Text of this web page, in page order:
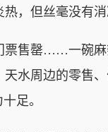
，但丝毫没有消
售罄……一碗麻
天水周边的零售
足。